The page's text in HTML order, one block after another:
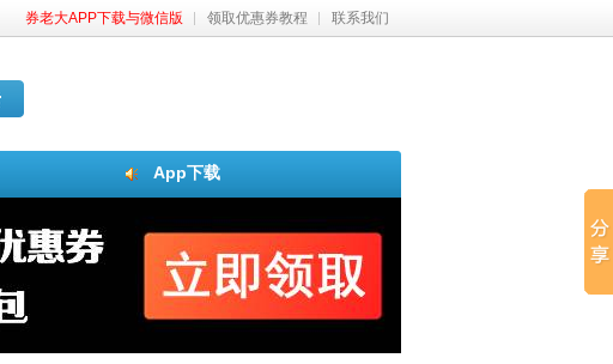
券老大APP下载与微信版 领取优惠券教程 联系我们
App下载